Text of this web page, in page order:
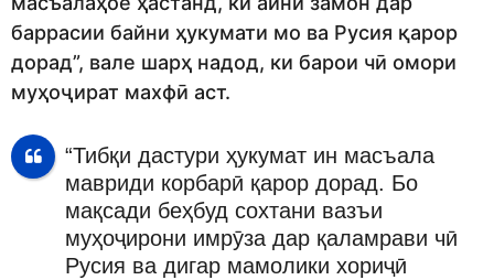
баррасии байни ҳукумати мо ва Русия қарор
дорад”, вале шарҳ надод, ки барои чӣ омори
муҳоҷират махфӣ аст.
“Тибқи дастури ҳукумат ин масъала
мавриди корбарӣ қарор дорад. Бо
мақсади беҳбуд сохтани вазъи
муҳоҷирони имрӯза дар қаламрави чӣ
Русия ва дигар мамолики хориҷӣ